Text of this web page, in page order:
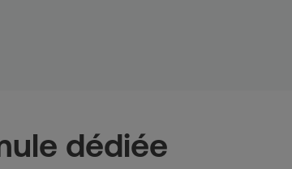
dédiée